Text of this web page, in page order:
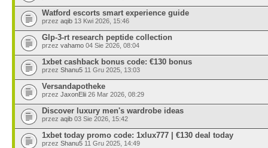
Watford escorts smart experience guide
przez aqib 13 Kwi 2026, 15:46
Glp-3-rt research peptide collection
przez vahamo 04 Sie 2026, 08:04
1xbet cashback bonus code: €130 bonus
przez Shanu5 11 Gru 2025, 13:03
Versandapotheke
przez JaxonElii 26 Mar 2026, 08:29
Discover luxury men's wardrobe ideas
przez aqib 03 Sie 2026, 15:42
1xbet today promo code: 1xlux777 | €130 deal today
przez Shanu5 11 Gru 2025, 14:49